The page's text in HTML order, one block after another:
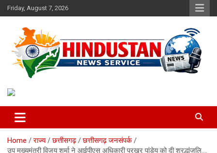
Skip
to
Friday, August 7, 2026
Hindustan News Service
Home राज्य छत्तीसगढ़
छत्तीसगढ़ जनसंपर्क
उप मुख्यमंत्री विजय शर्मा ने आईपीएस अधिकारी प्रखर पांडेय को दी श्रद्धांजलि….